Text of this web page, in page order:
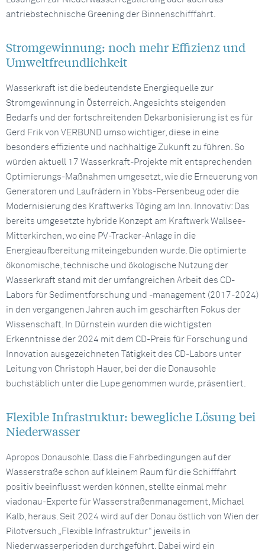
antriebstechnische Greening der Binnenschifffahrt.
Stromgewinnung: noch mehr Effizienz und
Umweltfreundlichkeit
Wasserkraft ist die bedeutendste Energiequelle zur
Stromgewinnung in Österreich. Angesichts steigenden
Bedarfs und der fortschreitenden Dekarbonisierung ist es für
Gerd Frik von VERBUND umso wichtiger, diese in eine
besonders effiziente und nachhaltige Zukunft zu führen. So
würden aktuell 17 Wasserkraft-Projekte mit entsprechenden
Optimierungs-Maßnahmen umgesetzt, wie die Erneuerung von
Generatoren und Laufrädern in Ybbs-Persenbeug oder die
Modernisierung des Kraftwerks Töging am Inn. Innovativ: Das
bereits umgesetzte hybride Konzept am Kraftwerk Wallsee-
Mitterkirchen, wo eine PV-Tracker-Anlage in die
Energieaufbereitung miteingebunden wurde. Die optimierte
ökonomische, technische und ökologische Nutzung der
Wasserkraft stand mit der umfangreichen Arbeit des CD-
Labors für Sedimentforschung und -management (2017-2024)
in den vergangenen Jahren auch im geschärften Fokus der
Wissenschaft. In Dürnstein wurden die wichtigsten
Erkenntnisse der 2024 mit dem CD-Preis für Forschung und
Innovation ausgezeichneten Tätigkeit des CD-Labors unter
Leitung von Christoph Hauer, bei der die Donausohle
buchstäblich unter die Lupe genommen wurde, präsentiert.
Flexible Infrastruktur: bewegliche Lösung bei
Niederwasser
Apropos Donausohle. Dass die Fahrbedingungen auf der
Wasserstraße schon auf kleinem Raum für die Schifffahrt
positiv beeinflusst werden können, stellte einmal mehr
viadonau-Experte für Wasserstraßenmanagement, Michael
Kalb, heraus. Seit 2024 wird auf der Donau östlich von Wien der
Pilotversuch „Flexible Infrastruktur“ jeweils in
Niederwasserperioden durchgeführt. Dabei wird ein